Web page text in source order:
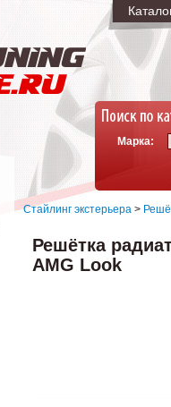
Марка:
Стайлинг экстерьера >
Решётка
AMG Look